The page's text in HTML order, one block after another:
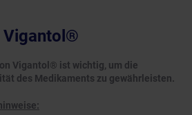
Vigantol®
Vigantol® ist wichtig, um die
des Medikaments zu gewährleisten.